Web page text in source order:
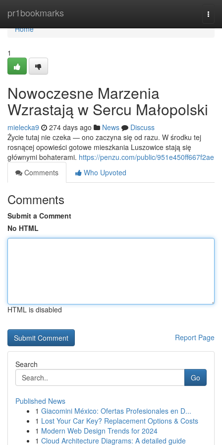
pr1bookmarks
Home
Home
1
Nowoczesne Marzenia
Wzrastają w Sercu Małopolski
mielecka9 274 days ago News
Discuss
Życie tutaj nie czeka — ono zaczyna się od razu. W środku tej
rosnącej opowieści gotowe mieszkania Luszowice stają się
głównymi bohaterami. https://penzu.com/public/951e450ff667f2ae
Comments
Who Upvoted
Comments
Submit a Comment
No HTML
HTML is disabled
Report Page
Search
Go
Published News
1 Giacomini México: Ofertas Profesionales en D...
1 Lost Your Car Key? Replacement Options & Costs
1 Modern Web Design Trends for 2024
1 Cloud Architecture Diagrams: A detailed guide